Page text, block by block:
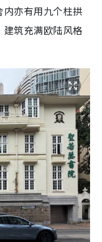
亦有用九个柱拱
筑充满欧陆风格